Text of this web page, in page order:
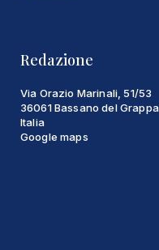
Redazione
Via Orazio Marinali, 51/53
36061 Bassano del Grappa
Italia
Google maps